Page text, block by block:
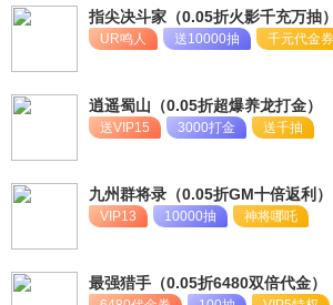
指尖决斗家（0.05折火影千充万抽）
UR鸣人 送10000抽 千元代金券
逍遥蜀山（0.05折超爆养龙打金）
送VIP15 3000打金 送千抽
九州群将录（0.05折GM十倍返利）
VIP13 10000抽 神将哪吒
最强猎手（0.05折6480双倍代金）